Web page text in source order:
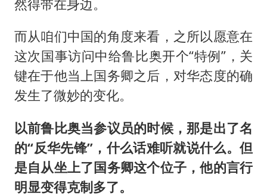
然得带在身边。
而从咱们中国的角度来看，之所以愿意在
这次国事访问中给鲁比奥开个“特例”，关
键在于他当上国务卿之后，对华态度的确
发生了微妙的变化。
以前鲁比奥当参议员的时候，那是出了名
的“反华先锋”，什么话难听就说什么。但
是自从坐上了国务卿这个位子，他的言行
明显变得克制多了。